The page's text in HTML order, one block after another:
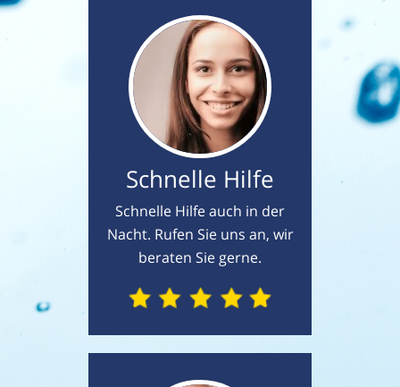
Schnelle Hilfe
Schnelle Hilfe auch in der
Nacht. Rufen Sie uns an, wir
beraten Sie gerne.